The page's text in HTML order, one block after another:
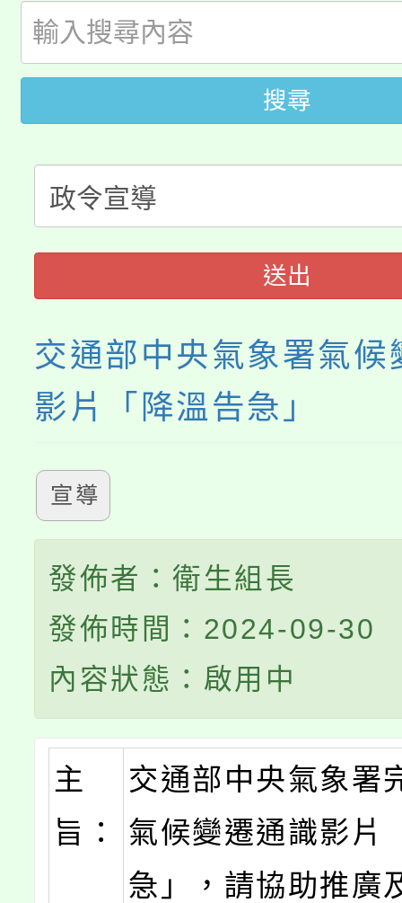
開!
115年桃園市運動會8/
田徑場及游泳池舉行。
桃園市低收入戶享有免
視費優惠，中低收入戶
半價優惠，詳情可洽有
者。
大園自造教育及科技
份教師增能研習
份教師研習
淨零綠生活教案入校路
會
115年食農教育專業人
程
搜尋
送出
交通部中央氣象署氣候
影片「降溫告急」
宣導
發佈者：衛生組長
發佈時間：2024-09-30
內容狀態：啟用中
主
旨：
交通部中央氣象署
氣候變遷通識影片
急」，請協助推廣